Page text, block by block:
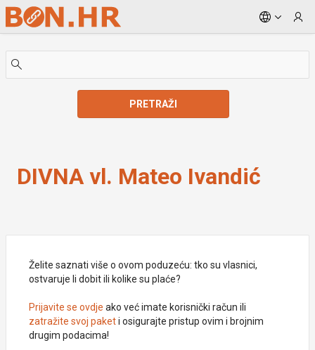
Skip to Main Content
PRETRAŽI
DIVNA vl. Mateo Ivandić
Želite saznati više o ovom poduzeću: tko su vlasnici,
ostvaruje li dobit ili kolike su plaće?
Prijavite se ovdje ako već imate korisnički račun ili
zatražite svoj paketi osigurajte pristup ovim i brojnim
drugim podacima!